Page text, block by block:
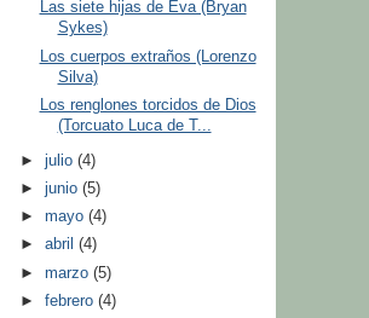
Las siete hijas de Eva (Bryan
Sykes)
Los cuerpos extraños (Lorenzo
Silva)
Los renglones torcidos de Dios
(Torcuato Luca de T...
►julio(4)
►junio(5)
►mayo(4)
►abril(4)
►marzo(5)
►febrero(4)